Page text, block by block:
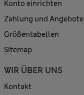
Konto einrichten
Zahlung und Angebote
Größentabellen
Sitemap
WIR ÜBER UNS
Kontakt